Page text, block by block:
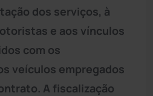
dos serviços, à
e aos vínculos
com os
veículos empregados
A fiscalização